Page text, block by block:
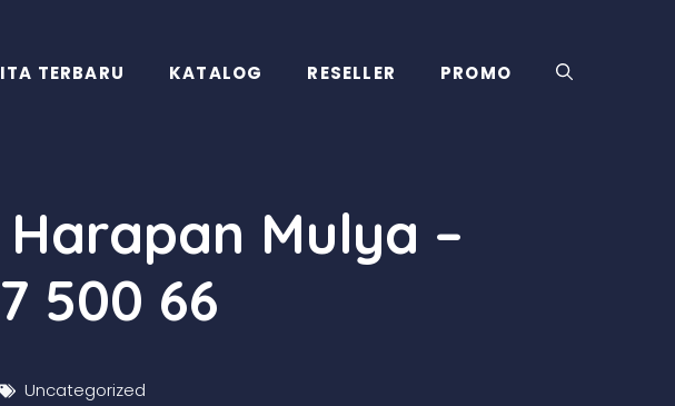
TERBARU KATALOG RESELLER PROMO
Mulya –
500 66
Uncategorized